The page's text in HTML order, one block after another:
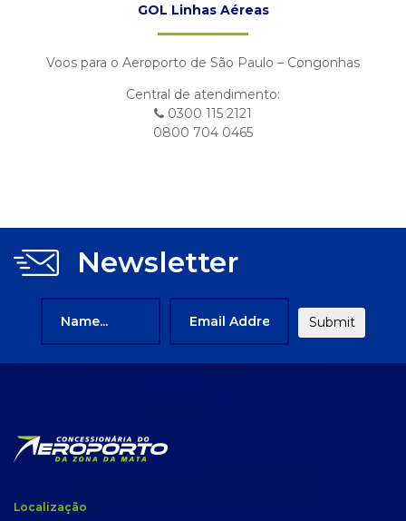
GOL Linhas Aéreas
Voos para o Aeroporto de São Paulo – Congonhas
Central de atendimento:
0300 115 2121
0800 704 0465
Newsletter
Localização